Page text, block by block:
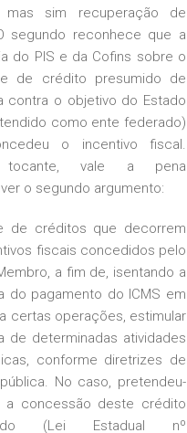
mas sim recuperação de
segundo reconhece que a
do PIS e da Cofins sobre o
de crédito presumido de
contra o objetivo do Estado
como ente federado)
o incentivo fiscal.
tocante, vale a pena
o segundo argumento:
de créditos que decorrem
fiscais concedidos pelo
a fim de, isentando a
do pagamento do ICMS em
certas operações, estimular
de determinadas atividades
conforme diretrizes de
No caso, pretendeu-
a concessão deste crédito
(Lei Estadual nº